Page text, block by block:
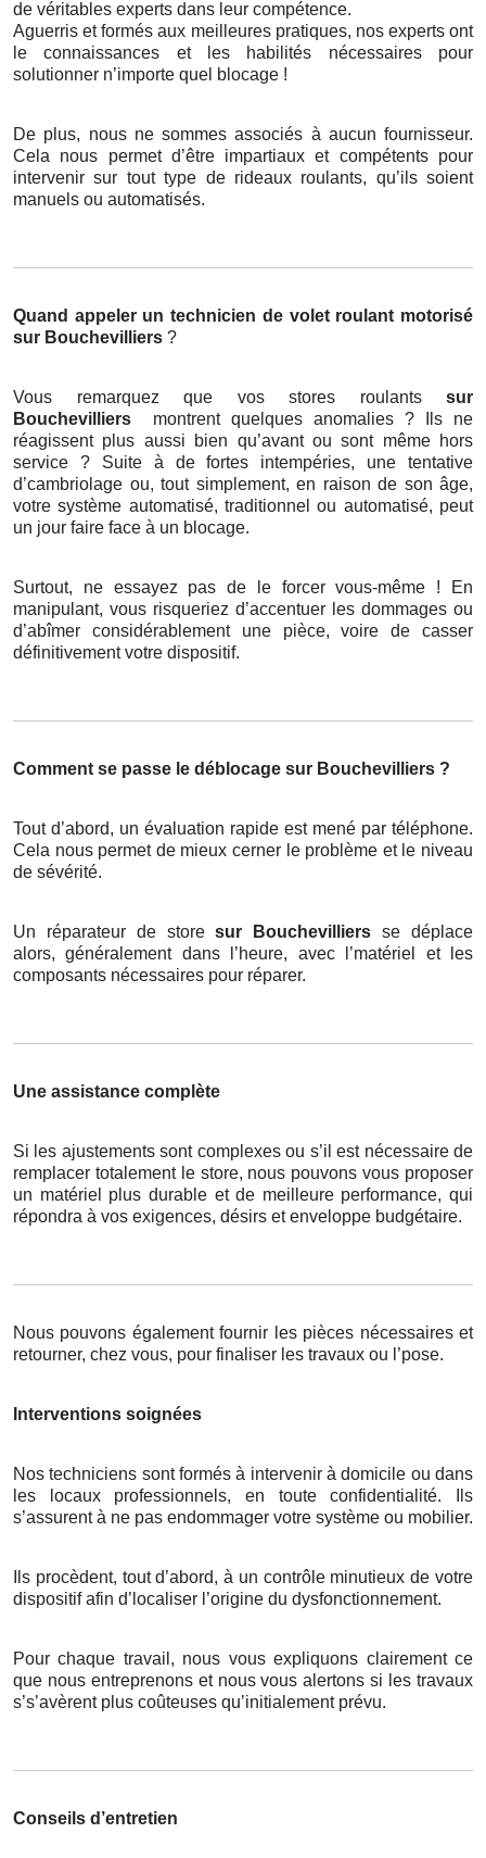
de véritables experts dans leur compétence.
Aguerris et formés aux meilleures pratiques, nos experts ont
le connaissances et les habilités nécessaires pour
solutionner n’importe quel blocage !
De plus, nous ne sommes associés à aucun fournisseur.
Cela nous permet d’être impartiaux et compétents pour
intervenir sur tout type de rideaux roulants, qu’ils soient
manuels ou automatisés.
Quand appeler un technicien de volet roulant motorisé
sur Bouchevilliers ?
Vous remarquez que vos stores roulants sur
Bouchevilliers
montrent quelques anomalies ? Ils ne
réagissent plus aussi bien qu’avant ou sont même hors
service ? Suite à de fortes intempéries, une tentative
d’cambriolage ou, tout simplement, en raison de son âge,
votre système automatisé, traditionnel ou automatisé, peut
un jour faire face à un blocage.
Surtout, ne essayez pas de le forcer vous-même ! En
manipulant, vous risqueriez d’accentuer les dommages ou
d’abîmer considérablement une pièce, voire de casser
définitivement votre dispositif.
Comment se passe le déblocage sur Bouchevilliers ?
Tout d’abord, un évaluation rapide est mené par téléphone.
Cela nous permet de mieux cerner le problème et le niveau
de sévérité.
Un réparateur de storesur Bouchevilliersse déplace
alors, généralement dans l’heure, avec l’matériel et les
composants nécessaires pour réparer.
Une assistance complète
Si les ajustements sont complexes ou s’il est nécessaire de
remplacer totalement le store, nous pouvons vous proposer
un matériel plus durable et de meilleure performance, qui
répondra à vos exigences, désirs et enveloppe budgétaire.
Nous pouvons également fournir les pièces nécessaires et
retourner, chez vous, pour finaliser les travaux ou l’pose.
Interventions soignées
Nos techniciens sont formés à intervenir à domicile ou dans
les locaux professionnels, en toute confidentialité. Ils
s’assurent à ne pas endommager votre système ou mobilier.
Ils procèdent, tout d’abord, à un contrôle minutieux de votre
dispositif afin d’localiser l’origine du dysfonctionnement.
Pour chaque travail, nous vous expliquons clairement ce
que nous entreprenons et nous vous alertons si les travaux
s’s’avèrent plus coûteuses qu’initialement prévu.
Conseils d’entretien